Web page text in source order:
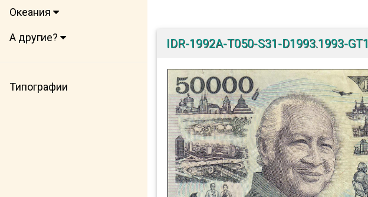
Океания
А другие?
Типографии
IDR-1992A-T050-S31-D1993.1993-GT1